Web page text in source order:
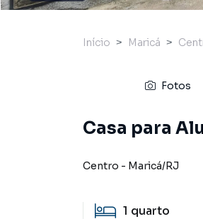
Início Maricá
Fotos
Casa para
Centro - Maricá/RJ
1 quarto